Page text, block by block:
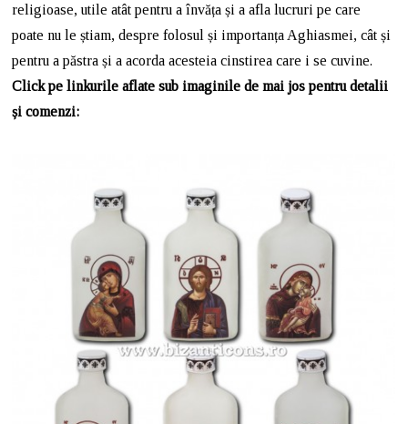
religioase, utile atât pentru a învăța și a afla lucruri pe care
poate nu le știam, despre folosul și importanța Aghiasmei, cât și
pentru a păstra și a acorda acesteia cinstirea care i se cuvine.
Click pe linkurile aflate sub imaginile de mai jos pentru detalii
și comenzi: